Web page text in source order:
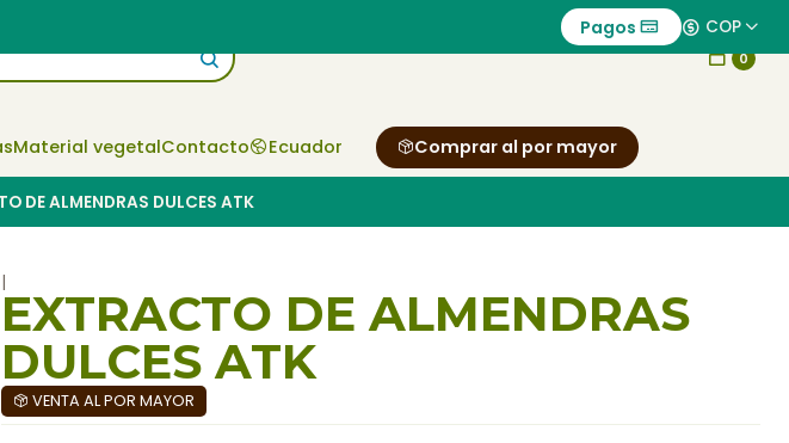
0
Material vegetalContacto Ecuador Comprar al por mayor
Pagos COP
DE ALMENDRAS DULCES ATK
|
EXTRACTO DE ALMENDRAS
DULCES ATK
VENTA AL POR MAYOR